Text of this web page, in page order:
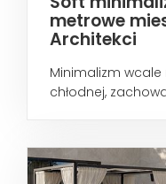
metrowe
Architekci
Minimalizm
chłodnej,